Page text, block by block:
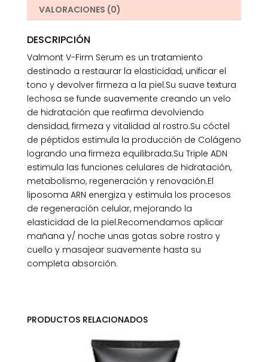
VALORACIONES (0)
DESCRIPCIÓN
Valmont V-Firm Serum es un tratamiento
destinado a restaurar la elasticidad, unificar el
tono y devolver firmeza a la piel.Su suave textura
lechosa se funde suavemente creando un velo
de hidratación que reafirma devolviendo
densidad, firmeza y vitalidad al rostro.Su cóctel
de péptidos estimula la producción de Colágeno
logrando una firmeza equilibrada.Su Triple ADN
estimula las funciones celulares de hidratación,
metabolismo, regeneración y renovación.El
liposoma ARN energiza y estimula los procesos
de regeneración celular, mejorando la
elasticidad de la piel.Recomendamos aplicar
mañana y/ noche unas gotas sobre rostro y
cuello y masajear suavemente hasta su
completa absorción.
PRODUCTOS RELACIONADOS